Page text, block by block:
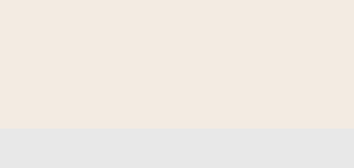
автомобиля
с управлением и
МАЗ